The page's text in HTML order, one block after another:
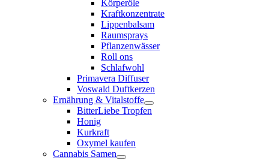
Körperöle
Kraftkonzentrate
Lippenbalsam
Raumsprays
Pflanzenwässer
Roll ons
Schlafwohl
Primavera Diffuser
Voswald Duftkerzen
Ernährung & Vitalstoffe
BitterLiebe Tropfen
Honig
Kurkraft
Oxymel kaufen
Cannabis Samen